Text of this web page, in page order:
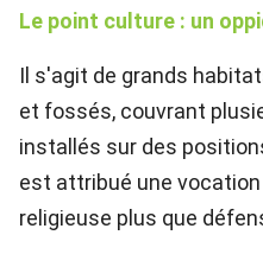
Le point culture : un
Il s'agit de grands
et fossés, couvrant
installés sur des
est attribué une
religieuse plus que